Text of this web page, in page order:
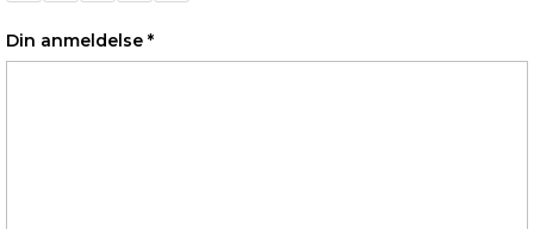
Din anmeldelse *